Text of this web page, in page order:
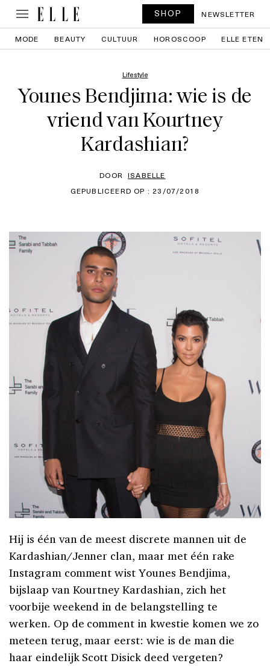
SHOP NEWSLETTER
MODE BEAUTY CULTUUR HOROSCOOP ELLE ETEN
Lifestyle
Younes Bendjima: wie is de
vriend van Kourtney
Kardashian?
DOOR ISABELLE
GEPUBLICEERD OP : 23/07/2018
Hij is één van de meest discrete mannen uit de
Kardashian/Jenner clan, maar met één rake
Instagram comment wist Younes Bendjima,
bijslaap van Kourtney Kardashian, zich het
voorbije weekend in de belangstelling te
werken. Op de comment in kwestie komen we zo
meteen terug, maar eerst: wie is de man die
haar eindelijk Scott Disick deed vergeten?